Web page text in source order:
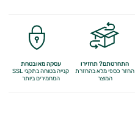
התחרטתם? תחזירו
החזר כספי מלאבהחזרת
המוצר
עסקה מאובטחת
קנייה בטוחה בתקני SSL
המחמירים ביותר